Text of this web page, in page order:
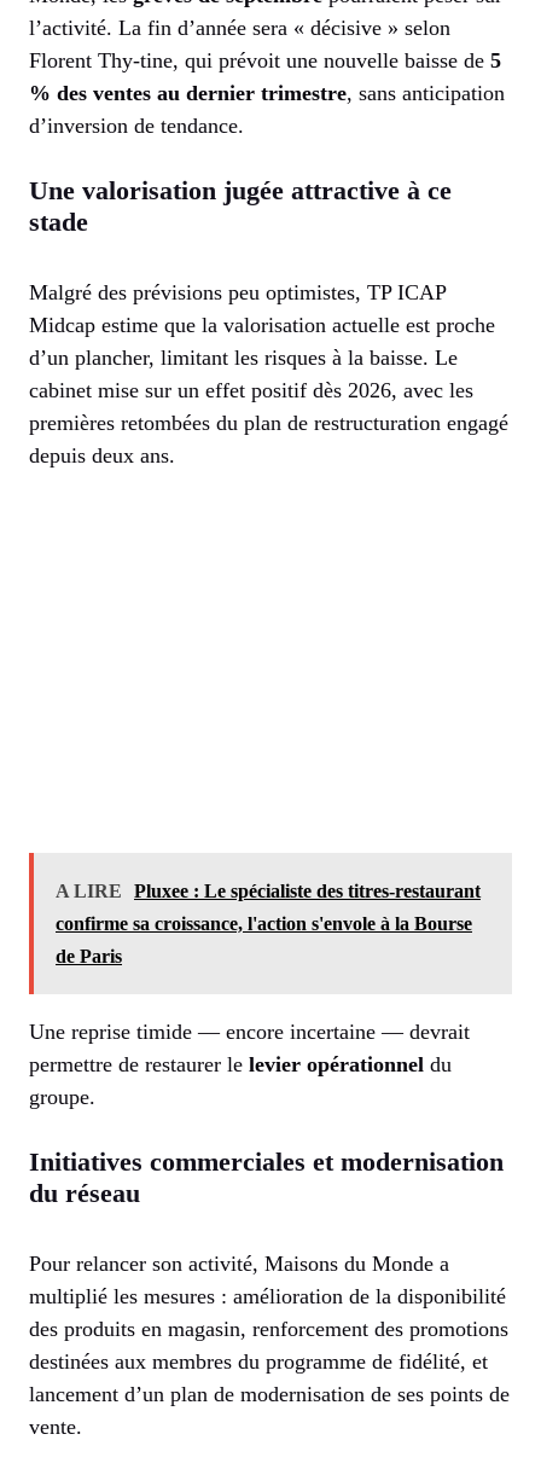
l’activité. La fin d’année sera « décisive » selon
Florent Thy-tine, qui prévoit une nouvelle baisse de 5
% des ventes au dernier trimestre, sans anticipation
d’inversion de tendance.
Une valorisation jugée attractive à ce
stade
Malgré des prévisions peu optimistes, TP ICAP
Midcap estime que la valorisation actuelle est proche
d’un plancher, limitant les risques à la baisse. Le
cabinet mise sur un effet positif dès 2026, avec les
premières retombées du plan de restructuration engagé
depuis deux ans.
A LIRE
Pluxee : Le spécialiste des titres-restaurant
confirme sa croissance, l'action s'envole à la Bourse
de Paris
Une reprise timide — encore incertaine — devrait
permettre de restaurer le levier opérationnel du
groupe.
Initiatives commerciales et modernisation
du réseau
Pour relancer son activité, Maisons du Monde a
multiplié les mesures : amélioration de la disponibilité
des produits en magasin, renforcement des promotions
destinées aux membres du programme de fidélité, et
lancement d’un plan de modernisation de ses points de
vente.